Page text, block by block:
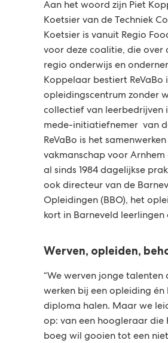
Aan het woord zijn Piet
Koetsier van de Techniek
Koetsier is vanuit Regio
voor deze coalitie, die over
regio onderwijs en
Koppelaar bestiert ReVaBo
opleidingscentrum zonder
collectief van leerbedrijven
mede-initiatiefnemer van
ReVaBo is het
vakmanschap voor Arnhem
al sinds 1984 dagelijkse
ook directeur van de
Opleidingen (BBO), het
kort in Barneveld leerlingen
Werven, opleiden,
“We werven jonge talenten
werken bij een opleiding
diploma halen. Maar we
op: van een hoogleraar die
boeg wil gooien tot een